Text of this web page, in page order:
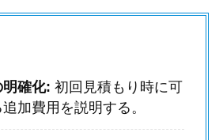
明確化: 初回見積もり時に可
加費用を説明する。